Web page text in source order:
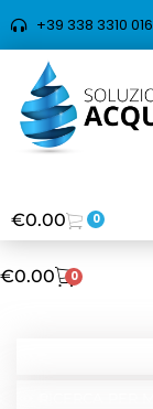
+39 338 3310 016
€0.00 0
€0.00 0